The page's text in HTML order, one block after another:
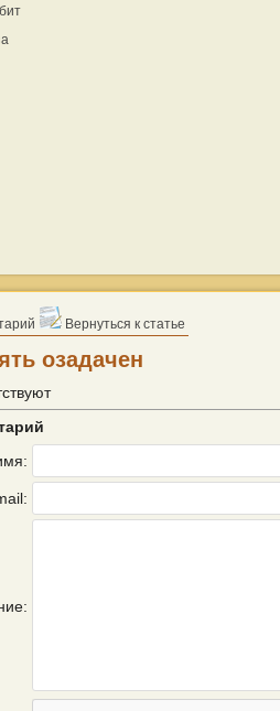
Вернуться к статье
озадачен